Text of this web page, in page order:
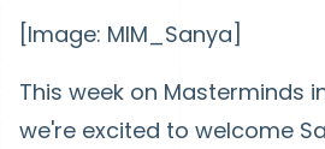
[Image: MIM_Sanya]
This week on Masterminds
we're excited to welcome